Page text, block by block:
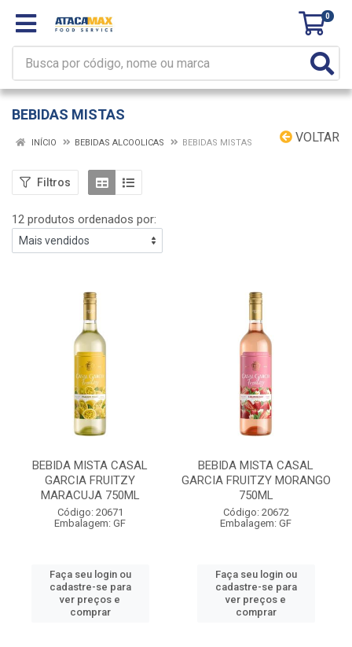
0
BEBIDAS MISTAS
VOLTAR
INÍCIO BEBIDAS ALCOOLICAS BEBIDAS MISTAS
Filtros
12 produtos ordenados por:
BEBIDA MISTA CASAL
GARCIA FRUITZY
MARACUJA 750ML
Código: 20671
Embalagem: GF
Faça seu login ou
cadastre-se para
ver preços e
comprar
BEBIDA MISTA CASAL
GARCIA FRUITZY MORANGO
750ML
Código: 20672
Embalagem: GF
Faça seu login ou
cadastre-se para
ver preços e
comprar